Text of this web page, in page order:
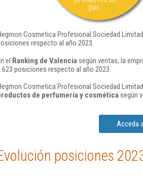
per...
Cosmetica Profesional Sociedad
respecto al año 2023.
el Ranking de Valencia según ventas, la
posiciones respecto al año 2023.
Cosmetica Profesional Sociedad
de perfumería y cosméticasegún
Acceda
posiciones